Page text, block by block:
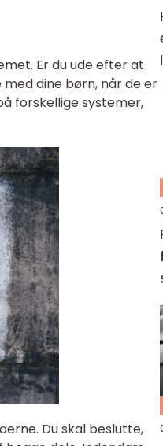
Er du ude efter at
dine børn, når de er
forskellige systemer,
Du skal beslutte,